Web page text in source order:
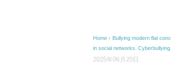
Home › Bullying modern flat
in social networks.
2025年06月20日